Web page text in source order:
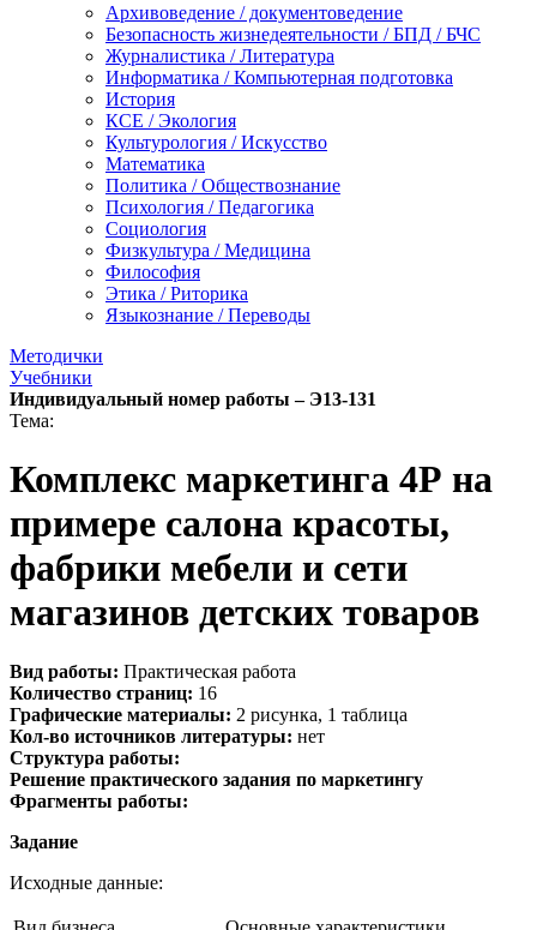
Архивоведение / документоведение
Безопасность жизнедеятельности / БПД / БЧС
Журналистика / Литература
Информатика / Компьютерная подготовка
История
КСЕ / Экология
Культурология / Искусство
Математика
Политика / Обществознание
Психология / Педагогика
Социология
Физкультура / Медицина
Философия
Этика / Риторика
Языкознание / Переводы
Методички
Учебники
Индивидуальный номер работы – Э13-131
Тема:
Комплекс маркетинга 4Р на
примере салона красоты,
фабрики мебели и сети
магазинов детских товаров
Вид работы: Практическая работа
Количество страниц: 16
Графические материалы: 2 рисунка, 1 таблица
Кол-во источников литературы: нет
Структура работы:
Решение практического задания по маркетингу
Фрагменты работы:
Задание
Исходные данные: